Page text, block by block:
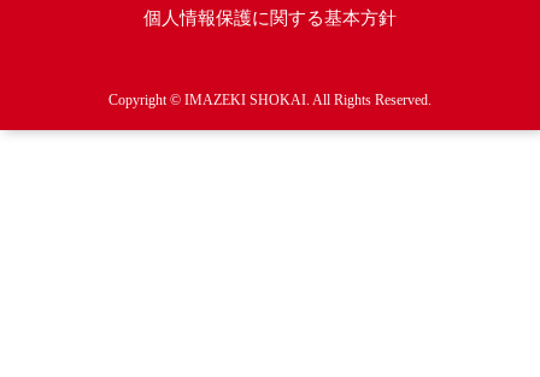
個人情報保護に関する基本方針
Copyright © IMAZEKI SHOKAI. All Rights Reserved.